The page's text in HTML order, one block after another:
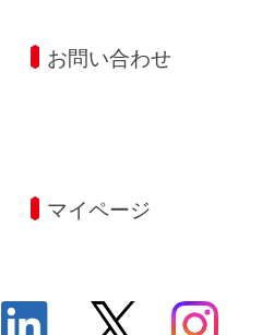
お問い合わせ
マイページ